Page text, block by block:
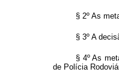
§ 2º As
§ 3º A
§ 4º As
de Polícia